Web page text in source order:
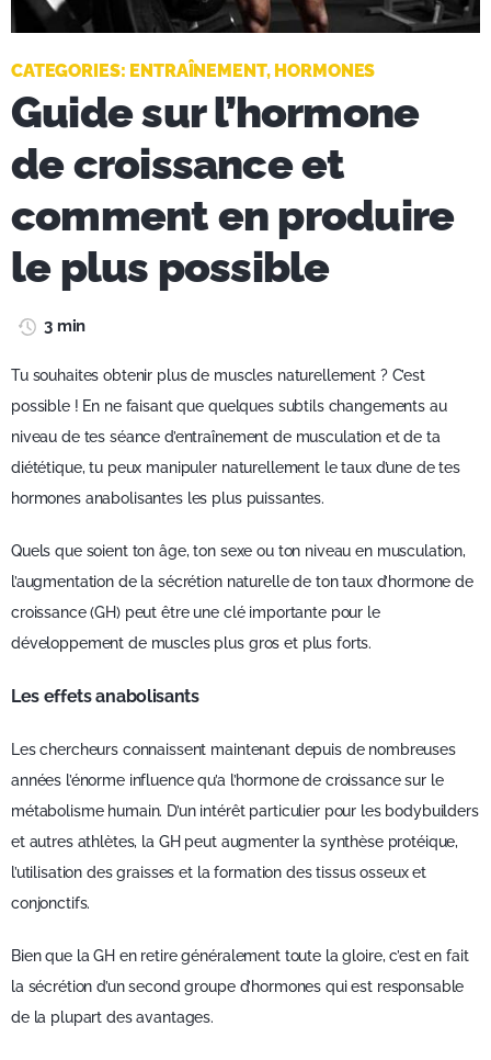
CATEGORIES: ENTRAÎNEMENT, HORMONES
Guide sur l’hormone
de croissance et
comment en produire
le plus possible
3 min
Tu souhaites obtenir plus de muscles naturellement ? C’est
possible ! En ne faisant que quelques subtils changements au
niveau de tes séance d’entraînement de musculation et de ta
diététique, tu peux manipuler naturellement le taux d’une de tes
hormones anabolisantes les plus puissantes.
Quels que soient ton âge, ton sexe ou ton niveau en musculation,
l’augmentation de la sécrétion naturelle de ton taux d’hormone de
croissance (GH) peut être une clé importante pour le
développement de muscles plus gros et plus forts.
Les effets anabolisants
Les chercheurs connaissent maintenant depuis de nombreuses
années l’énorme influence qu’a l’hormone de croissance sur le
métabolisme humain. D’un intérêt particulier pour les bodybuilders
et autres athlètes, la GH peut augmenter la synthèse protéique,
l’utilisation des graisses et la formation des tissus osseux et
conjonctifs.
Bien que la GH en retire généralement toute la gloire, c’est en fait
la sécrétion d’un second groupe d’hormones qui est responsable
de la plupart des avantages.